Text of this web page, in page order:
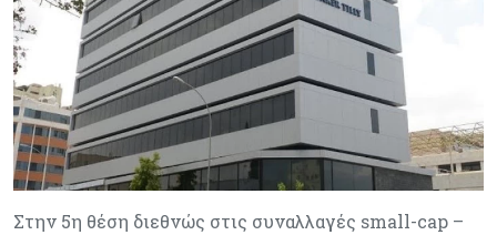
Στην 5η θέση διεθνώς στις συναλλαγές small-cap –